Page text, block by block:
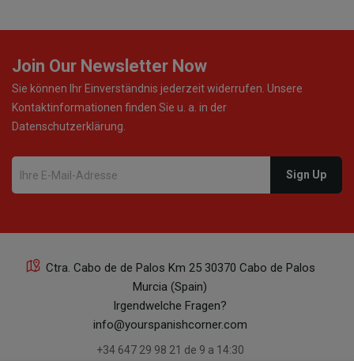
Join Our Newsletter Now
Sie können Ihr Einverständnis jederzeit widerrufen. Unsere
Kontaktinformationen finden Sie u. a. in der
Datenschutzerklärung.
Ctra. Cabo de de Palos Km 25 30370 Cabo de Palos
Murcia (Spain)
Irgendwelche Fragen?
info@yourspanishcorner.com
+34 647 29 98 21 de 9 a 14:30